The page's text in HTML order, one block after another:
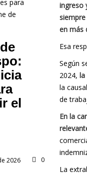
ingreso
en más
Esa
Según
2024,
la
de
En la
La
el
2026
0